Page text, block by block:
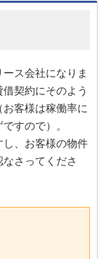
ス会社になりま
契約にそのよう
客様は稼働率に
すので）。
、お客様の物件
さってくださ